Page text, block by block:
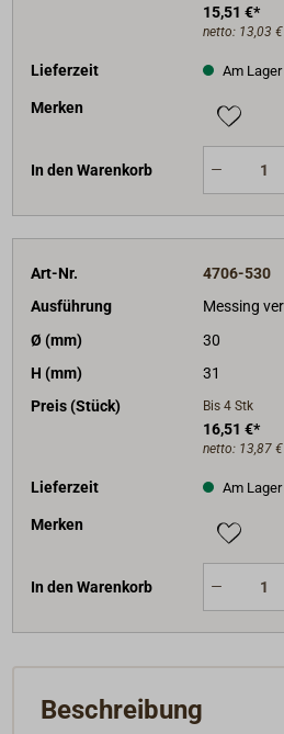
15,51 €*
netto: 13,03 €
Lieferzeit Am Lager
Merken
In den Warenkorb
Art-Nr.
4706-530
Ausführung
Messing
Ø (mm)
30
H (mm)
31
Preis (Stück)
Bis 4 Stk
16,51 €*
netto: 13,87 €
Lieferzeit Am Lager
Merken
In den Warenkorb
Beschreibung